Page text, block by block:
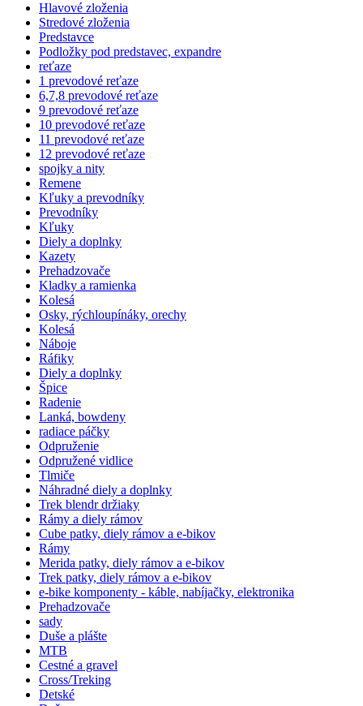
Hlavové zloženia
Stredové zloženia
Predstavce
Podložky pod predstavec, expandre
reťaze
1 prevodové reťaze
6,7,8 prevodové reťaze
9 prevodové reťaze
10 prevodové reťaze
11 prevodové reťaze
12 prevodové reťaze
spojky a nity
Remene
Kľuky a prevodníky
Prevodníky
Kľuky
Diely a doplnky
Kazety
Prehadzovače
Kladky a ramienka
Kolesá
Osky, rýchloupínáky, orechy
Kolesá
Náboje
Ráfiky
Diely a doplnky
Špice
Radenie
Lanká, bowdeny
radiace páčky
Odpruženie
Odpružené vidlice
Tlmiče
Náhradné diely a doplnky
Trek blendr držiaky
Rámy a diely rámov
Cube patky, diely rámov a e-bikov
Rámy
Merida patky, diely rámov a e-bikov
Trek patky, diely rámov a e-bikov
e-bike komponenty - káble, nabíjačky, elektronika
Prehadzovače
sady
Duše a plášte
MTB
Cestné a gravel
Cross/Treking
Detské